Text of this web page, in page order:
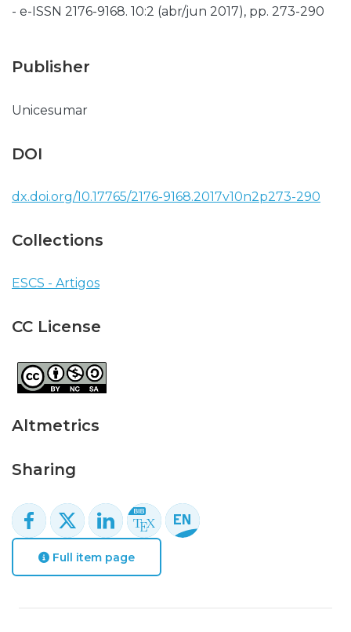
- e-ISSN 2176-9168. 10:2 (abr/jun 2017), pp. 273-290
Publisher
Unicesumar
DOI
dx.doi.org/10.17765/2176-9168.2017v10n2p273-290
Collections
ESCS - Artigos
CC License
Altmetrics
Sharing
Full item page